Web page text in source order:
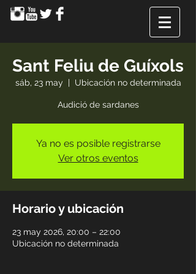
Sant Feliu de Guíxols
sáb, 23 may
  |
Ubicación no determinada
Audició de sardanes
Ya no es posible registrarse
Ver otros eventos
Horario y ubicación
23 may 2026, 20:00 – 22:00
Ubicación no determinada